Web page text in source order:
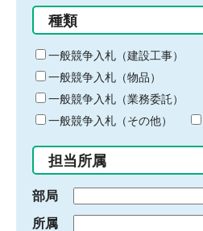
る
キ
ー
ワ
ー
ド
入
力
種類
一般競争入札（建設工事）
一般競争入札（物品）
一般競争入札（業務委託）
一般競争入札（その他）
担当所属
部局
所属